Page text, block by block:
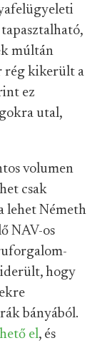
múltán
rég kikerült a
ez
utal,
volumen
csak
lehet Németh
NAV-os
hogy
bányából.
el, és